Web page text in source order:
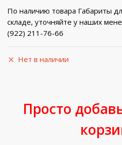
По наличию товара Габариты
складе, уточняйте у наших
(922) 211-76-66
Нет в наличии
Просто